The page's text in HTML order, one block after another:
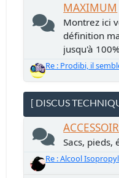
MAXIMUM
Montrez ici
définition
jusqu'à 100%
Re : Prodibi, il
[ DISCUS
Sacs, pieds,
Re : Alcool